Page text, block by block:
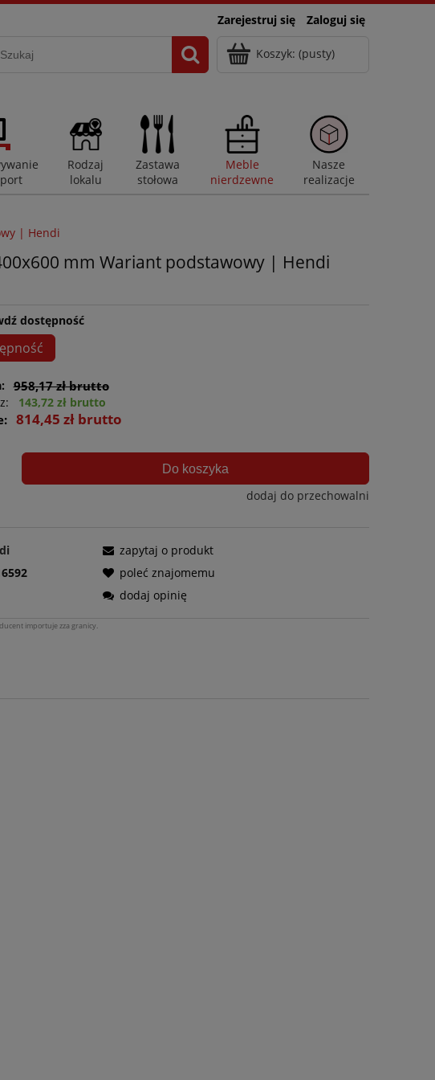
Zarejestruj się Zaloguj się
Koszyk: (pusty)
Rodzaj
lokalu
Zastawa
stołowa
Meble
nierdzewne
Nasze
realizacje
| Hendi
mm Wariant podstawowy | Hendi
dostępność
958,17 zł brutto
143,72 zł brutto
814,45 zł brutto
Do koszyka
dodaj do przechowalni
zapytaj o produkt
poleć znajomemu
dodaj opinię
importuje zza granicy.